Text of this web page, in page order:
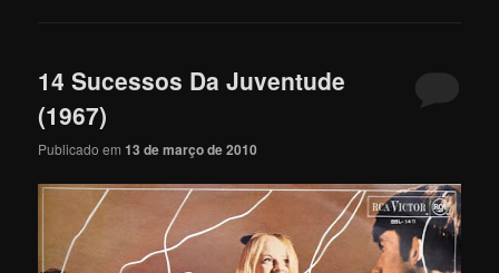
14 Sucessos Da Juventude
(1967)
Publicado em13 de março de 2010